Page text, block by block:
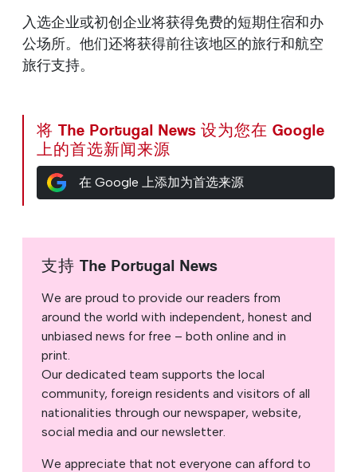
入选企业或初创企业将获得免费的短期住宿和办
公场所。他们还将获得前往该地区的旅行和航空
旅行支持。
将 The Portugal News 设为您在 Google
上的首选新闻来源
在 Google 上添加为首选来源
支持 The Portugal News
We are proud to provide our readers from
around the world with independent, honest and
unbiased news for free – both online and in
print.
Our dedicated team supports the local
community, foreign residents and visitors of all
nationalities through our newspaper, website,
social media and our newsletter.
We appreciate that not everyone can afford to